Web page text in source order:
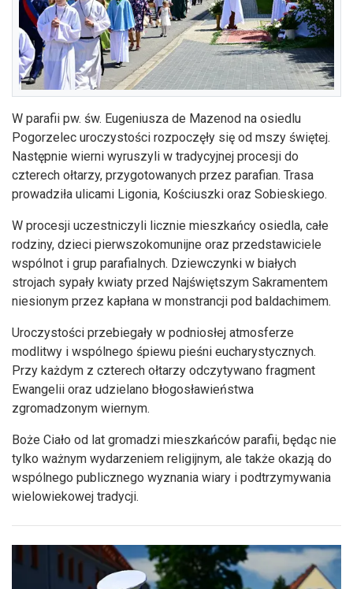
W parafii pw. św. Eugeniusza de Mazenod na osiedlu
Pogorzelec uroczystości rozpoczęły się od mszy świętej.
Następnie wierni wyruszyli w tradycyjnej procesji do
czterech ołtarzy, przygotowanych przez parafian. Trasa
prowadziła ulicami Ligonia, Kościuszki oraz Sobieskiego.
W procesji uczestniczyli licznie mieszkańcy osiedla, całe
rodziny, dzieci pierwszokomunijne oraz przedstawiciele
wspólnot i grup parafialnych. Dziewczynki w białych
strojach sypały kwiaty przed Najświętszym Sakramentem
niesionym przez kapłana w monstrancji pod baldachimem.
Uroczystości przebiegały w podniosłej atmosferze
modlitwy i wspólnego śpiewu pieśni eucharystycznych.
Przy każdym z czterech ołtarzy odczytywano fragment
Ewangelii oraz udzielano błogosławieństwa
zgromadzonym wiernym.
Boże Ciało od lat gromadzi mieszkańców parafii, będąc nie
tylko ważnym wydarzeniem religijnym, ale także okazją do
wspólnego publicznego wyznania wiary i podtrzymywania
wielowiekowej tradycji.